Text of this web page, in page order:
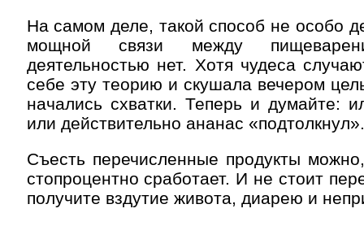
На самом деле, такой способ не особо
мощной связи между
деятельностью нет. Хотя чудеса
себе эту теорию и скушала вечером
начались схватки. Теперь и думайте:
или действительно ананас «подтолкнул».
Съесть перечисленные продукты
стопроцентно сработает. И не стоит
получите вздутие живота, диарею и